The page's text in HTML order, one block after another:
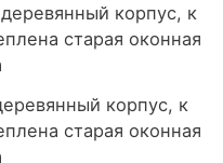
корпус, к
старая оконная